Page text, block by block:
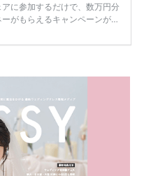
に参加するだけで、数万円分
がもらえるキャンペーンがあ
と損をしてしまうことも……。
応募方法・注意点 「どこが
の特典は？」といった疑問も
断で候補を絞れる「ウェディ
体験型 […]
続きを読む